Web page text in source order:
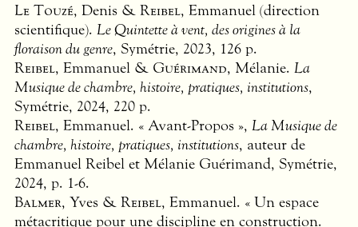
Le Touzé, Denis & Reibel, Emmanuel (direction
scientifique). Le Quintette à vent, des origines à la
floraison du genre, Symétrie, 2023, 126 p.
Reibel, Emmanuel & Guérimand, Mélanie. La
Musique de chambre, histoire, pratiques, institutions,
Symétrie, 2024, 220 p.
Reibel, Emmanuel. « Avant-Propos », La Musique de
chambre, histoire, pratiques, institutions, auteur de
Emmanuel Reibel et Mélanie Guérimand, Symétrie,
2024, p. 1-6.
Balmer, Yves & Reibel, Emmanuel. « Un espace
métacritique pour une discipline en construction.